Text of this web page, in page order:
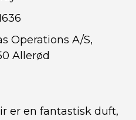
Operations A/S,
Allerød
er en fantastisk duft,